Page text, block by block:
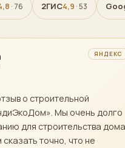
· 76 2ГИС4,9 · 53
ЯНДЕКС
о строительной
Мы очень долго
для строительства дома
точно, что не